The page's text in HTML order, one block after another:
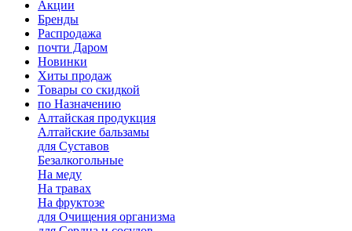
Акции
Бренды
Распродажа
почти Даром
Новинки
Хиты продаж
Товары со скидкой
по Назначению
Алтайская продукция
Алтайские бальзамы
для Суставов
Безалкогольные
На меду
На травах
На фруктозе
для Очищения организма